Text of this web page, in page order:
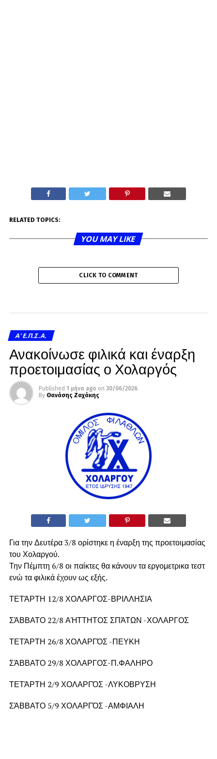
RELATED TOPICS:
YOU MAY LIKE
CLICK TO COMMENT
A' Ε.Π.Σ.Α.
Ανακοίνωσε φιλικά και έναρξη
προετοιμασίας ο Χολαργός
Published 1 μήνα ago on 30/06/2026
By Θανάσης Ζαχάκης
Για την Δευτέρα 3/8 ορίστηκε η έναρξη της προετοιμασίας
του Χολαργού.
Την Πέμπτη 6/8 οι παίκτες θα κάνουν τα εργομετρικα τεστ
ενώ τα φιλικά έχουν ως εξής.
ΤΕΤΆΡΤΗ 12/8 ΧΟΛΑΡΓΟΣ-ΒΡΙΛΛΗΣΙΑ
ΣΆΒΒΑΤΟ 22/8 ΑΉΤΤΗΤΟΣ ΣΠΆΤΩΝ -ΧΟΛΑΡΓΟΣ
ΤΕΤΆΡΤΗ 26/8 ΧΟΛΑΡΓΌΣ -ΠΕΥΚΗ
ΣΆΒΒΑΤΟ 29/8 ΧΟΛΑΡΓΟΣ-Π.ΦΑΛΗΡΟ
ΤΕΤΆΡΤΗ 2/9 ΧΟΛΑΡΓΌΣ -ΛΥΚΟΒΡΥΣΗ
ΣΆΒΒΑΤΟ 5/9 ΧΟΛΑΡΓΌΣ -ΑΜΦΙΑΛΗ